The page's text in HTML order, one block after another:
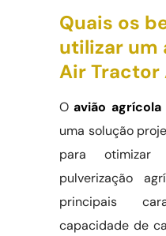
Quais os
utilizar um
Air Tractor
Oavião
uma solução
para
pulverização
principais
capacidade de